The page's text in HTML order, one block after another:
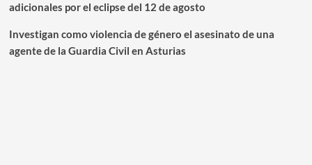
adicionales por el eclipse del 12 de agosto
Investigan como violencia de género el asesinato de una
agente de la Guardia Civil en Asturias